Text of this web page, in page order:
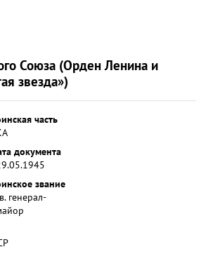
Союза (Орден Ленина и
звезда»)
часть
документа
звание
генерал-